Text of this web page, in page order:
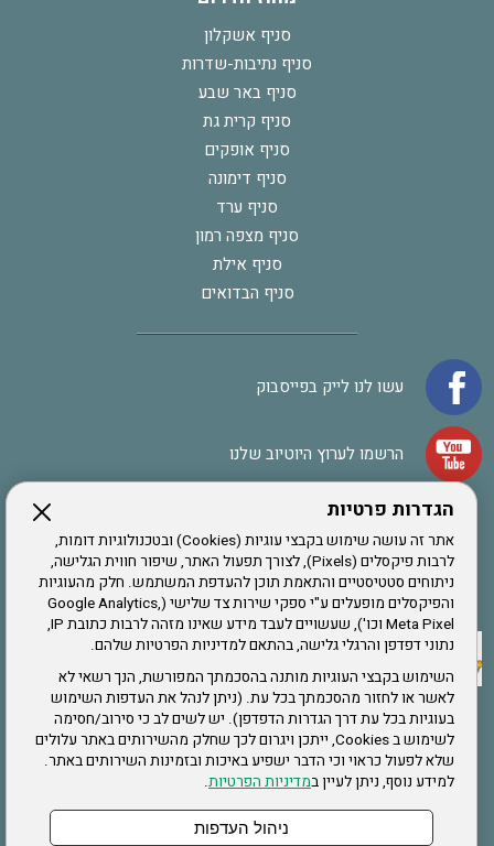
הגדרות פרטיות
אתר זה עושה שימוש בקבצי עוגיות (Cookies) ובטכנולוגיות דומות,
לרבות פיקסלים (Pixels), לצורך תפעול האתר, שיפור חווית הגלישה,
ניתוחים סטטיסטיים והתאמת תוכן להעדפת המשתמש. חלק מהעוגיות
והפיקסלים מופעלים ע"י ספקי שירות צד שלישי (Google Analytics,
Meta Pixel וכו'), שעשויים לעבד מידע שאינו מזהה לרבות כתובת IP,
נתוני דפדפן והרגלי גלישה, בהתאם למדיניות הפרטיות שלהם.
השימוש בקבצי העוגיות מותנה בהסכמתך המפורשת, הנך רשאי לא
לאשר או לחזור מהסכמתך בכל עת. (ניתן לנהל את העדפות השימוש
בעוגיות בכל עת דרך הגדרות הדפדפן). יש לשים לב כי סירוב/חסימה
לשימוש ב Cookies, ייתכן ויגרום לכך שחלק מהשירותים באתר עלולים
שלא לפעול כראוי וכי הדבר ישפיע באיכות ובזמינות השירותים באתר.
למידע נוסף, ניתן לעיין במדיניות הפרטיות.
ניהול העדפות
סניף אשקלון
סניף נתיבות-שדרות
סניף באר שבע
סניף קרית גת
סניף אופקים
סניף דימונה
סניף ערד
סניף מצפה רמון
סניף אילת
סניף הבדואים
עשו לנו לייק בפייסבוק
הרשמו לערוץ היוטיוב שלנו
אתר צה"ל
תקנון האתר
שירותים
תעסוקה
בריאות